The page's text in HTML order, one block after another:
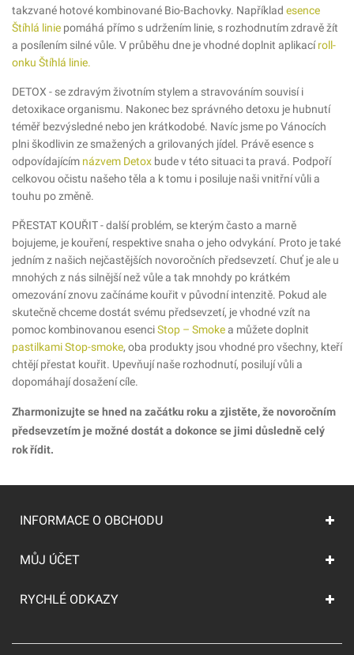
takzvané hotové kombinované Bio-Bachovky. Například esence
Štíhlá linie pomáhá přímo s udržením linie, s rozhodnutím zdravě žít
a posílením silné vůle. V průběhu dne je vhodné doplnit aplikacíroll-
onku Štíhlá linie.
DETOX - se zdravým životním stylem a stravováním souvisí i
detoxikace organismu. Nakonec bez správného detoxu je hubnutí
téměř bezvýsledné nebo jen krátkodobé. Navíc jsme po Vánocích
plni škodlivin ze smažených a grilovaných jídel. Právě esence s
odpovídajícím názvem Detox bude v této situaci ta pravá. Podpoří
celkovou očistu našeho těla a k tomu i posiluje naši vnitřní vůli a
touhu po změně.
PŘESTAT KOUŘIT - další problém, se kterým často a marně
bojujeme, je kouření, respektive snaha o jeho odvykání. Proto je také
jedním z našich nejčastějších novoročních předsevzetí. Chuť je ale u
mnohých z nás silnější než vůle a tak mnohdy po krátkém
omezování znovu začínáme kouřit v původní intenzitě. Pokud ale
skutečně chceme dostát svému předsevzetí, je vhodné vzít na
pomoc kombinovanou esenciStop – Smoke a můžete doplnit
pastilkami Stop-smoke, oba produkty jsou vhodné pro všechny, kteří
chtějí přestat kouřit. Upevňují naše rozhodnutí, posilují vůli a
dopomáhají dosažení cíle.
Zharmonizujte se hned na začátku roku a zjistěte, že novoročním
předsevzetím je možné dostát a dokonce se jimi důsledně celý
rok řídit.
INFORMACE O OBCHODU
MŮJ ÚČET
RYCHLÉ ODKAZY